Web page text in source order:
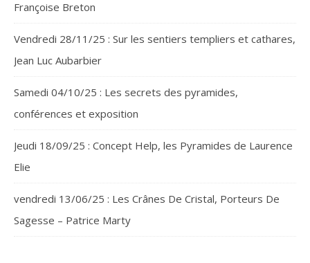
Françoise Breton
Vendredi 28/11/25 : Sur les sentiers templiers et cathares,
Jean Luc Aubarbier
Samedi 04/10/25 : Les secrets des pyramides,
conférences et exposition
Jeudi 18/09/25 : Concept Help, les Pyramides de Laurence
Elie
vendredi 13/06/25 : Les Crânes De Cristal, Porteurs De
Sagesse – Patrice Marty